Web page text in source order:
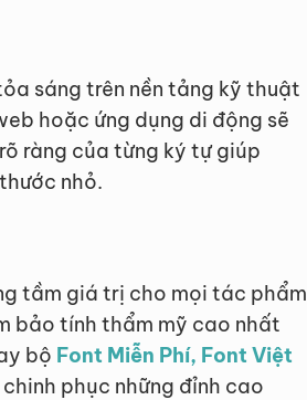
sáng trên nền tảng kỹ thuật
hoặc ứng dụng di động sẽ
ràng của từng ký tự giúp
nhỏ.
tầm giá trị cho mọi tác phẩm
bảo tính thẩm mỹ cao nhất
bộ Font Miễn Phí, Font Việt
phục những đỉnh cao